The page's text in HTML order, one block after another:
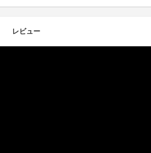
レビュー